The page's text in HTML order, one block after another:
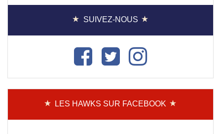
SUIVEZ-NOUS
LES HAWKS SUR FACEBOOK